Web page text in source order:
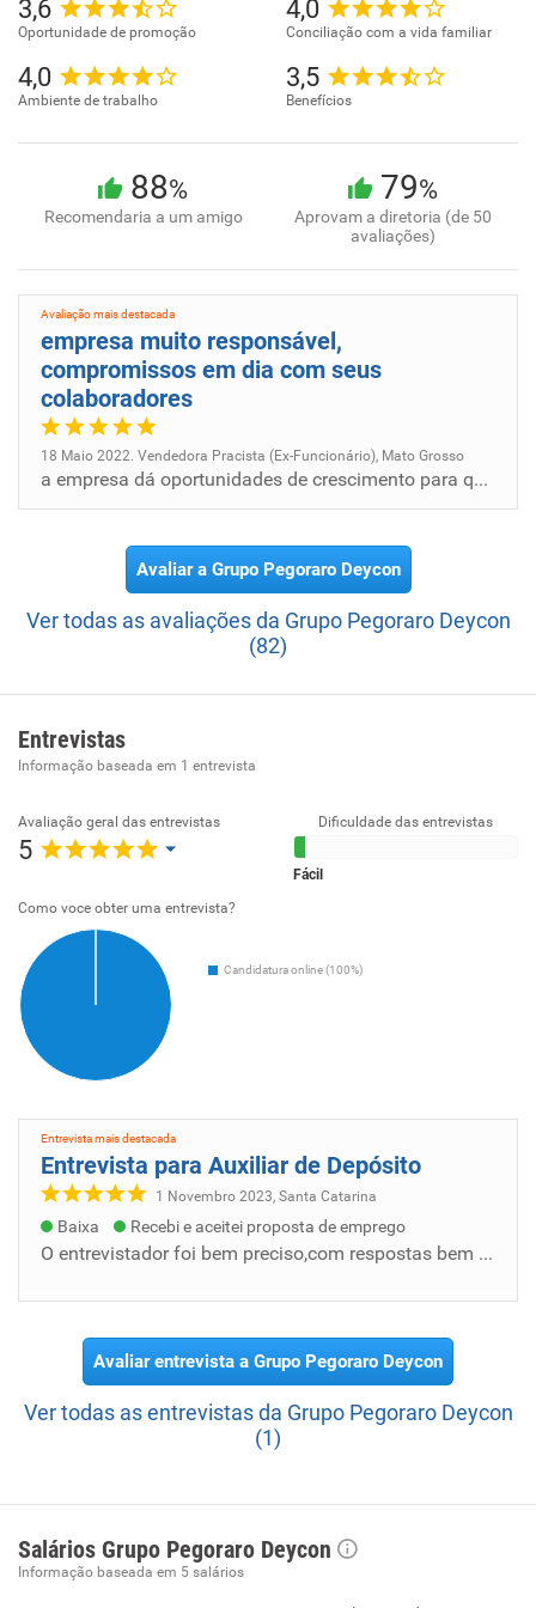
3,6
Oportunidade de promoção
4,0
Conciliação com a vida familiar
4,0
Ambiente de trabalho
3,5
Benefícios
88%
Recomendaria a um amigo
79%
Aprovam a diretoria (de 50
avaliações)
Avaliação mais destacada
empresa muito responsável,
compromissos em dia com seus
colaboradores
18 Maio 2022. Vendedora Pracista (Ex-Funcionário), Mato Grosso
a empresa dá oportunidades de crescimento para quem já faz parte da equipe de colaboradores.
Avaliar a Grupo Pegoraro Deycon
Ver todas as avaliações da Grupo Pegoraro Deycon
(82)
Entrevistas
Informação baseada em 1 entrevista
Avaliação geral das entrevistas
5
Dificuldade das entrevistas
Fácil
Como voce obter uma entrevista?
Candidatura online (100%)
Entrevista mais destacada
Entrevista para Auxiliar de Depósito
1 Novembro 2023, Santa Catarina
Baixa Recebi e aceitei proposta de emprego
O entrevistador foi bem preciso,com respostas bem claras para minhas dúvidas. Todos os benefícios apresentados.
Avaliar entrevista a Grupo Pegoraro Deycon
Ver todas as entrevistas da Grupo Pegoraro Deycon
(1)
Salários Grupo Pegoraro Deycon
Informação baseada em 5 salários